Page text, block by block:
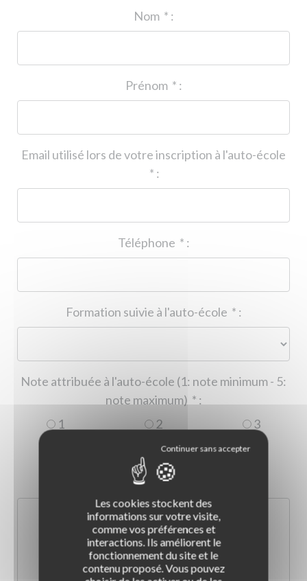
* :
* :
Email utilisé lors de votre inscription à l'auto-école
* :
* :
* :
Note attribuée à l'auto-école (1: note minimum - 5:
* :
1
2
3
5
Les cookies stockent des
informations sur votre visite,
comme vos préférences et
interactions. Ils améliorent le
fonctionnement du site et le
contenu proposé. Vous pouvez